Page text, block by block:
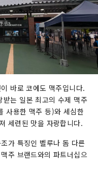
바로 코에도 맥주입니다.
받는 일본 최고의 수제 맥주
사용한 맥주 등)와 세심한
세련된 맛을 자랑합니다.
가 특징인 벨루나 돔 다른
주 브랜드와의 파트너십으